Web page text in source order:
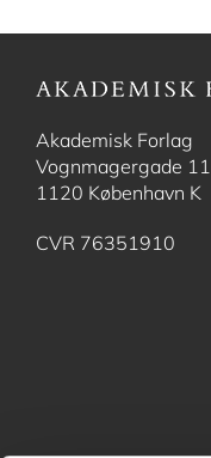
Akademisk Forlag
Vognmagergade 11
1120 København K
CVR 76351910